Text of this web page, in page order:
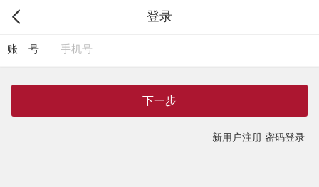
登录
账 号
下一步
新用户注册 密码登录